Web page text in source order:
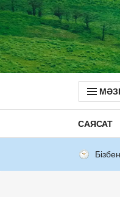
САЯСАТ